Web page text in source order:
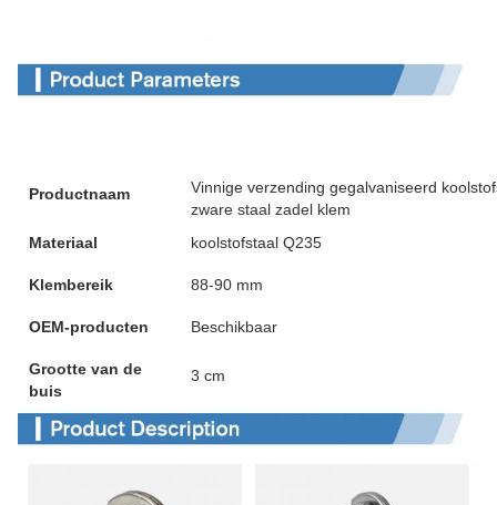
Productnaam
Vinnige verzending gegalvaniseerd
zware staal zadel klem
Materiaal
koolstofstaal Q235
Klembereik 88-90 mm
OEM-producten Beschikbaar
Grootte van de
buis
3 cm